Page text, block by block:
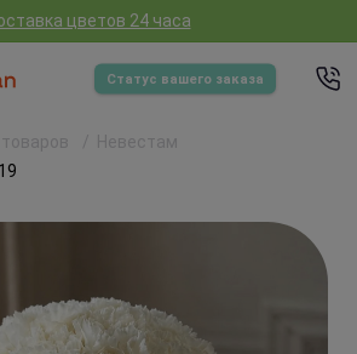
цветов 24 часа
Статус вашего заказа
Невестам